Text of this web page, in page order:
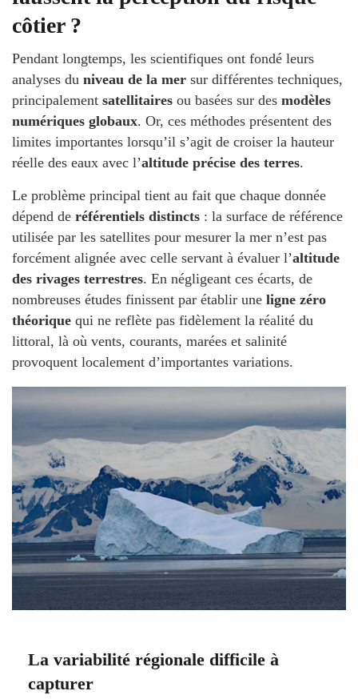
côtier ?
Pendant longtemps, les scientifiques ont fondé leurs
analyses du niveau de la mer sur différentes techniques,
principalement satellitaires ou basées sur des modèles
numériques globaux. Or, ces méthodes présentent des
limites importantes lorsqu’il s’agit de croiser la hauteur
réelle des eaux avec l’altitude précise des terres.
Le problème principal tient au fait que chaque donnée
dépend de référentiels distincts : la surface de référence
utilisée par les satellites pour mesurer la mer n’est pas
forcément alignée avec celle servant à évaluer l’altitude
des rivages terrestres. En négligeant ces écarts, de
nombreuses études finissent par établir une ligne zéro
théorique qui ne reflète pas fidèlement la réalité du
littoral, là où vents, courants, marées et salinité
provoquent localement d’importantes variations.
La variabilité régionale difficile à
capturer